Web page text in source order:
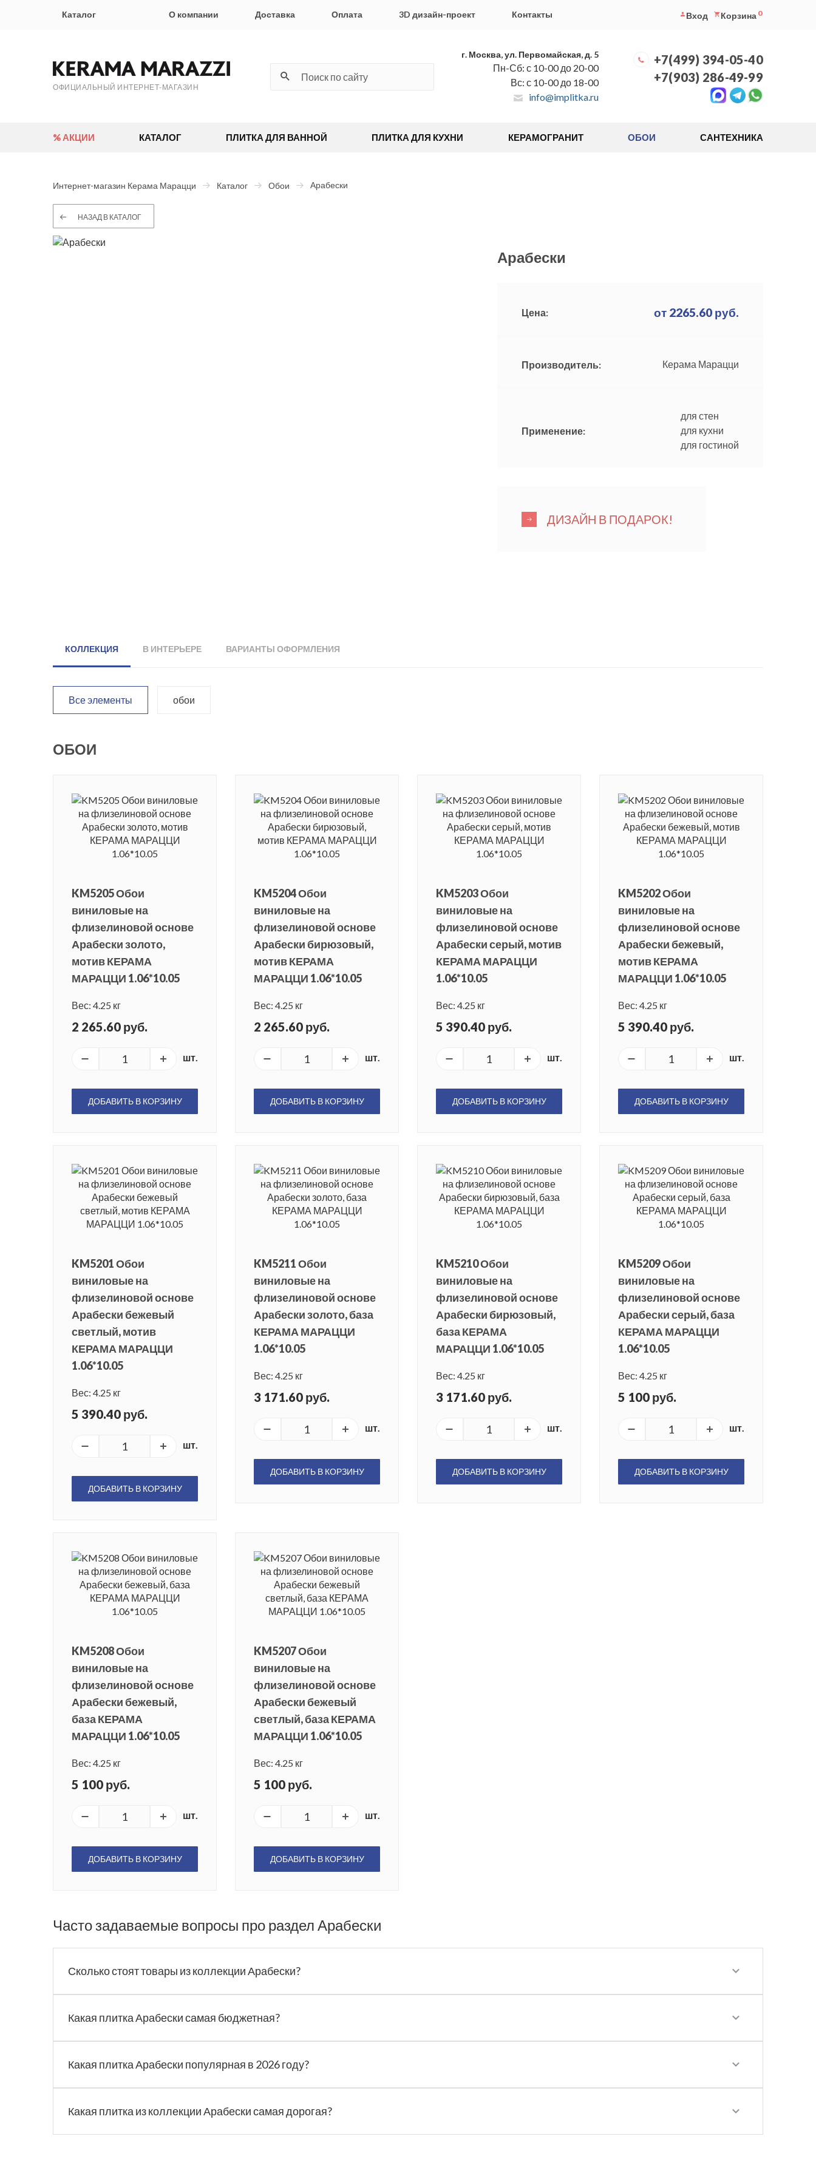
Каталог О компании Доставка Оплата 3D дизайн-проект Контакты Вход Корзина 0
ОФИЦИАЛЬНЫЙ ИНТЕРНЕТ-МАГАЗИН
г. Москва, ул. Первомайская, д. 5
Пн-Сб: с 10-00 до 20-00
Вс: с 10-00 до 18-00
info@implitka.ru
+7(499) 394-05-40
+7(903) 286-49-99
% АКЦИИ КАТАЛОГ ПЛИТКА ДЛЯ ВАННОЙ ПЛИТКА ДЛЯ КУХНИ КЕРАМОГРАНИТ ОБОИ САНТЕХНИКА
Интернет-магазин Керама Марацци Каталог Обои Арабески
НАЗАД В КАТАЛОГ
Арабески
Цена: от 2265.60 руб.
Производитель: Керама Марацци
Применение:
для стен
для кухни
для гостиной
ДИЗАЙН В ПОДАРОК!
КОЛЛЕКЦИЯ В ИНТЕРЬЕРЕ ВАРИАНТЫ ОФОРМЛЕНИЯ
Все элементы обои
ОБОИ
KM5205 Обои
виниловые на
флизелиновой основе
Арабески золото,
мотив КЕРАМА
МАРАЦЦИ 1.06*10.05
Вес: 4.25 кг
2 265.60 руб.
шт.
ДОБАВИТЬ В КОРЗИНУ
KM5204 Обои
виниловые на
флизелиновой основе
Арабески бирюзовый,
мотив КЕРАМА
МАРАЦЦИ 1.06*10.05
Вес: 4.25 кг
2 265.60 руб.
шт.
ДОБАВИТЬ В КОРЗИНУ
KM5203 Обои
виниловые на
флизелиновой основе
Арабески серый, мотив
КЕРАМА МАРАЦЦИ
1.06*10.05
Вес: 4.25 кг
5 390.40 руб.
шт.
ДОБАВИТЬ В КОРЗИНУ
KM5202 Обои
виниловые на
флизелиновой основе
Арабески бежевый,
мотив КЕРАМА
МАРАЦЦИ 1.06*10.05
Вес: 4.25 кг
5 390.40 руб.
шт.
ДОБАВИТЬ В КОРЗИНУ
KM5201 Обои
виниловые на
флизелиновой основе
Арабески бежевый
светлый, мотив
КЕРАМА МАРАЦЦИ
1.06*10.05
Вес: 4.25 кг
5 390.40 руб.
шт.
ДОБАВИТЬ В КОРЗИНУ
KM5211 Обои
виниловые на
флизелиновой основе
Арабески золото, база
КЕРАМА МАРАЦЦИ
1.06*10.05
Вес: 4.25 кг
3 171.60 руб.
шт.
ДОБАВИТЬ В КОРЗИНУ
KM5210 Обои
виниловые на
флизелиновой основе
Арабески бирюзовый,
база КЕРАМА
МАРАЦЦИ 1.06*10.05
Вес: 4.25 кг
3 171.60 руб.
шт.
ДОБАВИТЬ В КОРЗИНУ
KM5209 Обои
виниловые на
флизелиновой основе
Арабески серый, база
КЕРАМА МАРАЦЦИ
1.06*10.05
Вес: 4.25 кг
5 100 руб.
шт.
ДОБАВИТЬ В КОРЗИНУ
KM5208 Обои
виниловые на
флизелиновой основе
Арабески бежевый,
база КЕРАМА
МАРАЦЦИ 1.06*10.05
Вес: 4.25 кг
5 100 руб.
шт.
ДОБАВИТЬ В КОРЗИНУ
KM5207 Обои
виниловые на
флизелиновой основе
Арабески бежевый
светлый, база КЕРАМА
МАРАЦЦИ 1.06*10.05
Вес: 4.25 кг
5 100 руб.
шт.
ДОБАВИТЬ В КОРЗИНУ
Часто задаваемые вопросы про раздел Арабески
Сколько стоят товары из коллекции Арабески?
Какая плитка Арабески самая бюджетная?
Какая плитка Арабески популярная в 2026 году?
Какая плитка из коллекции Арабески самая дорогая?